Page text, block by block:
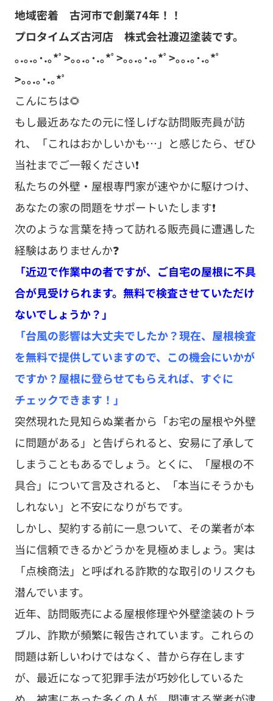
地域密着 古河市で創業74年！！
プロタイムズ古河店 株式会社渡辺塗装です。
｡.｡.｡･.｡*ﾟ>｡｡.｡･.｡*ﾟ>｡｡.｡･.｡*ﾟ>｡｡.｡･.｡*ﾟ
>｡｡.｡･.｡*ﾟ
こんにちは🌻
もし最近あなたの元に怪しげな訪問販売員が訪
れ、「これはおかしいかも…」と感じたら、ぜひ
当社までご一報ください❗
私たちの外壁・屋根専門家が速やかに駆けつけ、
あなたの家の問題をサポートいたします❗
次のような言葉を持って訪れる販売員に遭遇した
経験はありませんか❓
「近辺で作業中の者ですが、ご自宅の屋根に不具
合が見受けられます。無料で検査させていただけ
ないでしょうか？」
「台風の影響は大丈夫でしたか？現在、屋根検査
を無料で提供していますので、この機会にいかが
ですか？屋根に登らせてもらえれば、すぐに
チェックできます！」
突然現れた見知らぬ業者から「お宅の屋根や外壁
に問題がある」と告げられると、安易に了承して
しまうこともあるでしょう。とくに、「屋根の不
具合」について言及されると、「本当にそうかも
しれない」と不安になりがちです。
しかし、契約する前に一息ついて、その業者が本
当に信頼できるかどうかを見極めましょう。実は
「点検商法」と呼ばれる詐欺的な取引のリスクも
潜んでいます。
近年、訪問販売による屋根修理や外壁塗装のトラ
ブル、詐欺が頻繁に報告されています。これらの
問題は新しいわけではなく、昔から存在します
が、最近になって犯罪手法が巧妙化しているた